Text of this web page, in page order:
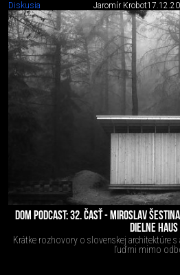
Diskusia Jaromír Krobot
DOM PODCAST: 32. ČASŤ - MIROSLAV
DIELNE HAUS
Krátke rozhovory o slovenskej architektúre s
ľuďmi mimo